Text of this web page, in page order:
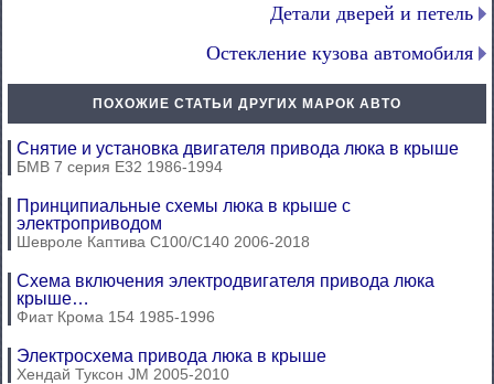
Детали дверей и петель
Остекление кузова автомобиля
ПОХОЖИЕ СТАТЬИ ДРУГИХ МАРОК АВТО
Снятие и установка двигателя привода люка в крыше
БМВ 7 серия Е32 1986-1994
Принципиальные схемы люка в крыше с
электроприводом
Шевроле Каптива С100/С140 2006-2018
Схема включения электродвигателя привода люка
крыше…
Фиат Крома 154 1985-1996
Электросхема привода люка в крыше
Хендай Туксон JM 2005-2010